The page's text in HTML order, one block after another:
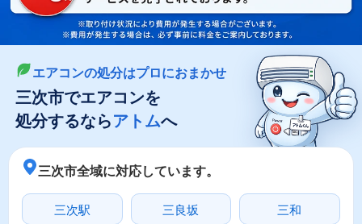
メールで回収依頼 LINEで回収依頼
エアコンの処分はプロにおまかせ
三次市でエアコンを
処分するならアトムへ
三次市全域に対応しています。
三次駅 三良坂 三和